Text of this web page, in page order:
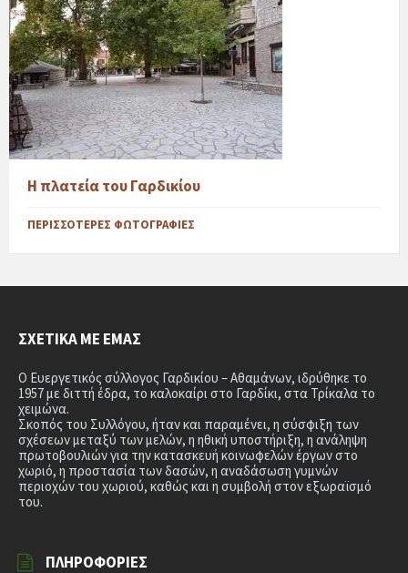
Η πλατεία του Γαρδικίου
ΠΕΡΙΣΣΌΤΕΡΕΣ ΦΩΤΟΓΡΑΦΊΕΣ
ΣΧΕΤΙΚΆ ΜΕ ΕΜΆΣ
Ο Ευεργετικός σύλλογος Γαρδικίου – Αθαμάνων, ιδρύθηκε το
1957 με διττή έδρα, το καλοκαίρι στο Γαρδίκι, στα Τρίκαλα το
χειμώνα.
Σκοπός του Συλλόγου, ήταν και παραμένει, η σύσφιξη των
σχέσεων μεταξύ των μελών, η ηθική υποστήριξη, η ανάληψη
πρωτοβουλιών για την κατασκευή κοινωφελών έργων στο
χωριό, η προστασία των δασών, η αναδάσωση γυμνών
περιοχών του χωριού, καθώς και η συμβολή στον εξωραϊσμό
του.
ΠΛΗΡΟΦΟΡΊΕΣ